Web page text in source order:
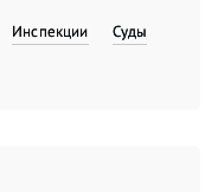
Инспекции Суды